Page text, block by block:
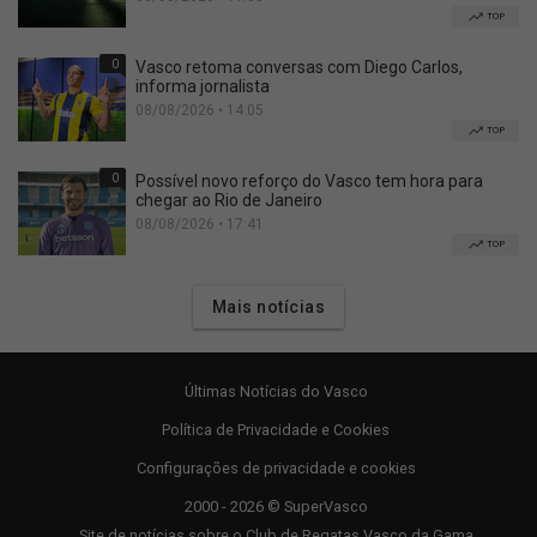
TOP
0
Vasco retoma conversas com Diego Carlos,
informa jornalista
08/08/2026 • 14:05
TOP
0
Possível novo reforço do Vasco tem hora para
chegar ao Rio de Janeiro
08/08/2026 • 17:41
TOP
Mais notícias
Últimas Notícias do Vasco
Política de Privacidade e Cookies
Configurações de privacidade e cookies
2000 - 2026 © SuperVasco